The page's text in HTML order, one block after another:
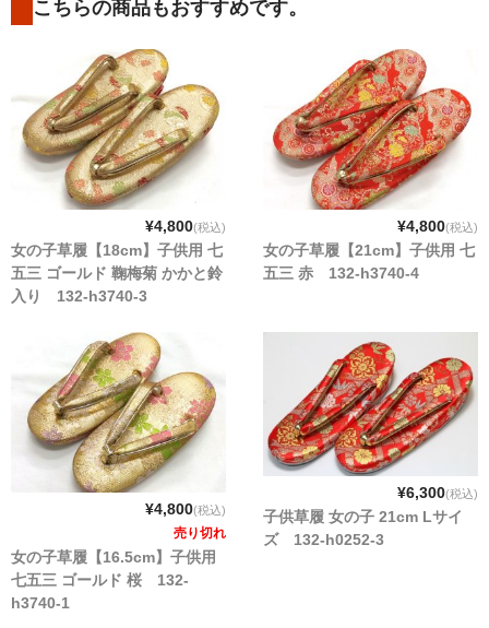
こちらの商品もおすすめです。
¥4,800(税込)
女の子草履【18cm】子供用 七
五三 ゴールド 鞠梅菊 かかと鈴
入り 132-h3740-3
¥4,800(税込)
女の子草履【21cm】子供用 七
五三 赤 132-h3740-4
¥4,800(税込)
売り切れ
女の子草履【16.5cm】子供用
七五三 ゴールド 桜 132-
h3740-1
¥6,300(税込)
子供草履 女の子 21cm Lサイ
ズ 132-h0252-3